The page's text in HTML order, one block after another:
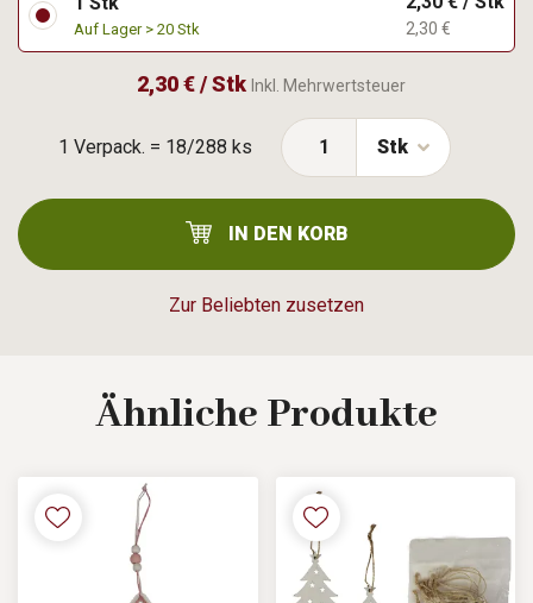
1 Verpack. = 18/288 ks
Zur Beliebten zusetzen
Auf Lager > 20 Stk 2,30 €
2,30 € / Stk Inkl. Mehrwertsteuer
Stk
IN DEN KORB
Ähnliche Produkte